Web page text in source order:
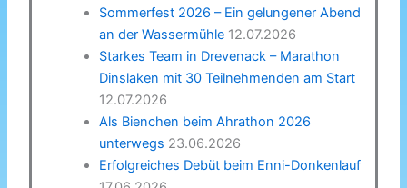
Sommerfest 2026 – Ein gelungener Abend
an der Wassermühle 12.07.2026
Starkes Team in Drevenack – Marathon
Dinslaken mit 30 Teilnehmenden am Start
12.07.2026
Als Bienchen beim Ahrathon 2026
unterwegs 23.06.2026
Erfolgreiches Debüt beim Enni-Donkenlauf